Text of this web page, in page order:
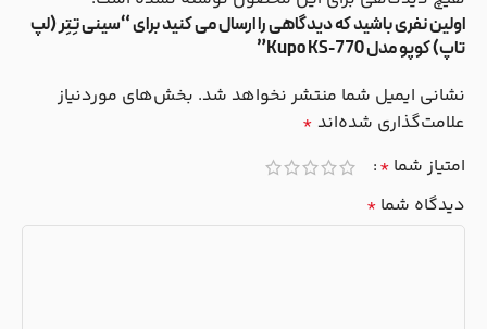
اولین نفری باشید که دیدگاهی را ارسال می کنید برای “سینی تِتِر (لپ
تاپ) کوپو مدل Kupo KS-770”
نشانی ایمیل شما منتشر نخواهد شد. بخش‌های موردنیاز
علامت‌گذاری شده‌اند *
امتیاز شما *
دیدگاه شما *